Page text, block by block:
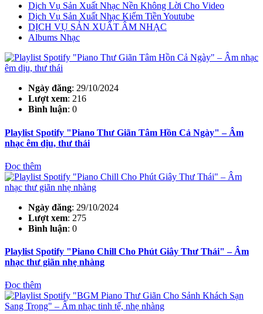
Dịch Vụ Sản Xuất Nhạc Nền Không Lời Cho Video
Dịch Vụ Sản Xuất Nhạc Kiếm Tiền Youtube
DỊCH VỤ SẢN XUẤT ÂM NHẠC
Albums Nhạc
Ngày đăng: 29/10/2024
Lượt xem: 216
Bình luận: 0
Playlist Spotify "Piano Thư Giãn Tâm Hồn Cả Ngày" – Âm
nhạc êm dịu, thư thái
Đọc thêm
Ngày đăng: 29/10/2024
Lượt xem: 275
Bình luận: 0
Playlist Spotify "Piano Chill Cho Phút Giây Thư Thái" – Âm
nhạc thư giãn nhẹ nhàng
Đọc thêm